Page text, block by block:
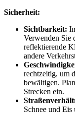
Sicherheit:
Sichtbarkeit:
Verwenden Sie
reflektierende
andere
rechtzeitig, um
bewältigen.
Strecken ein.
Schnee und Eis